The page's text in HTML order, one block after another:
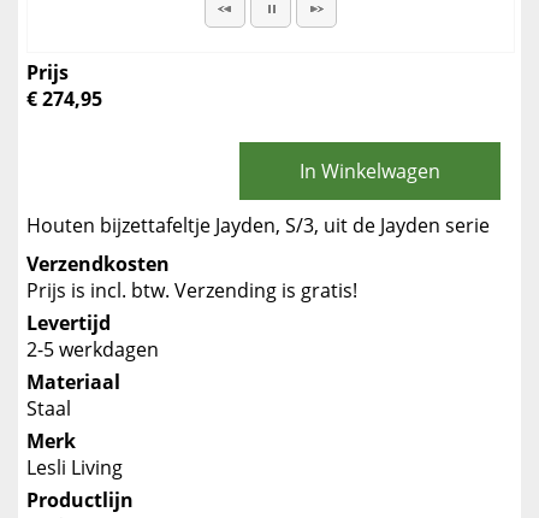
Prijs
€ 274,95
In Winkelwagen
Houten bijzettafeltje Jayden, S/3, uit de Jayden serie
Verzendkosten
Prijs is incl. btw. Verzending is gratis!
Levertijd
2-5 werkdagen
Materiaal
Staal
Merk
Lesli Living
Productlijn